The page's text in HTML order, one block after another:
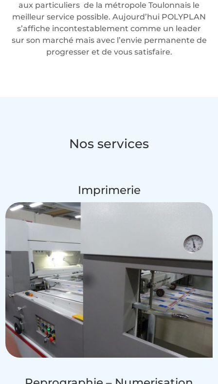
aux particuliers de la métropole Toulonnais le
meilleur service possible. Aujourd’hui POLYPLAN
s’affiche incontestablement comme un leader
sur son marché mais avec l’envie permanente de
progresser et de vous satisfaire.
Nos services
Imprimerie